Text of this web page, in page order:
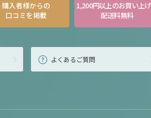
購入者様からの
口コミを掲載
1,200円以上のお買い上
配送料無料
よくあるご質問